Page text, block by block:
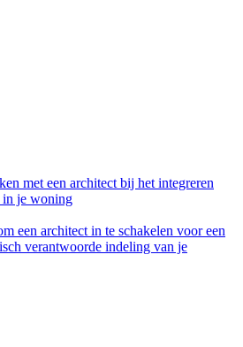
met een architect bij het integreren
in je woning
een architect in te schakelen voor een
verantwoorde indeling van je